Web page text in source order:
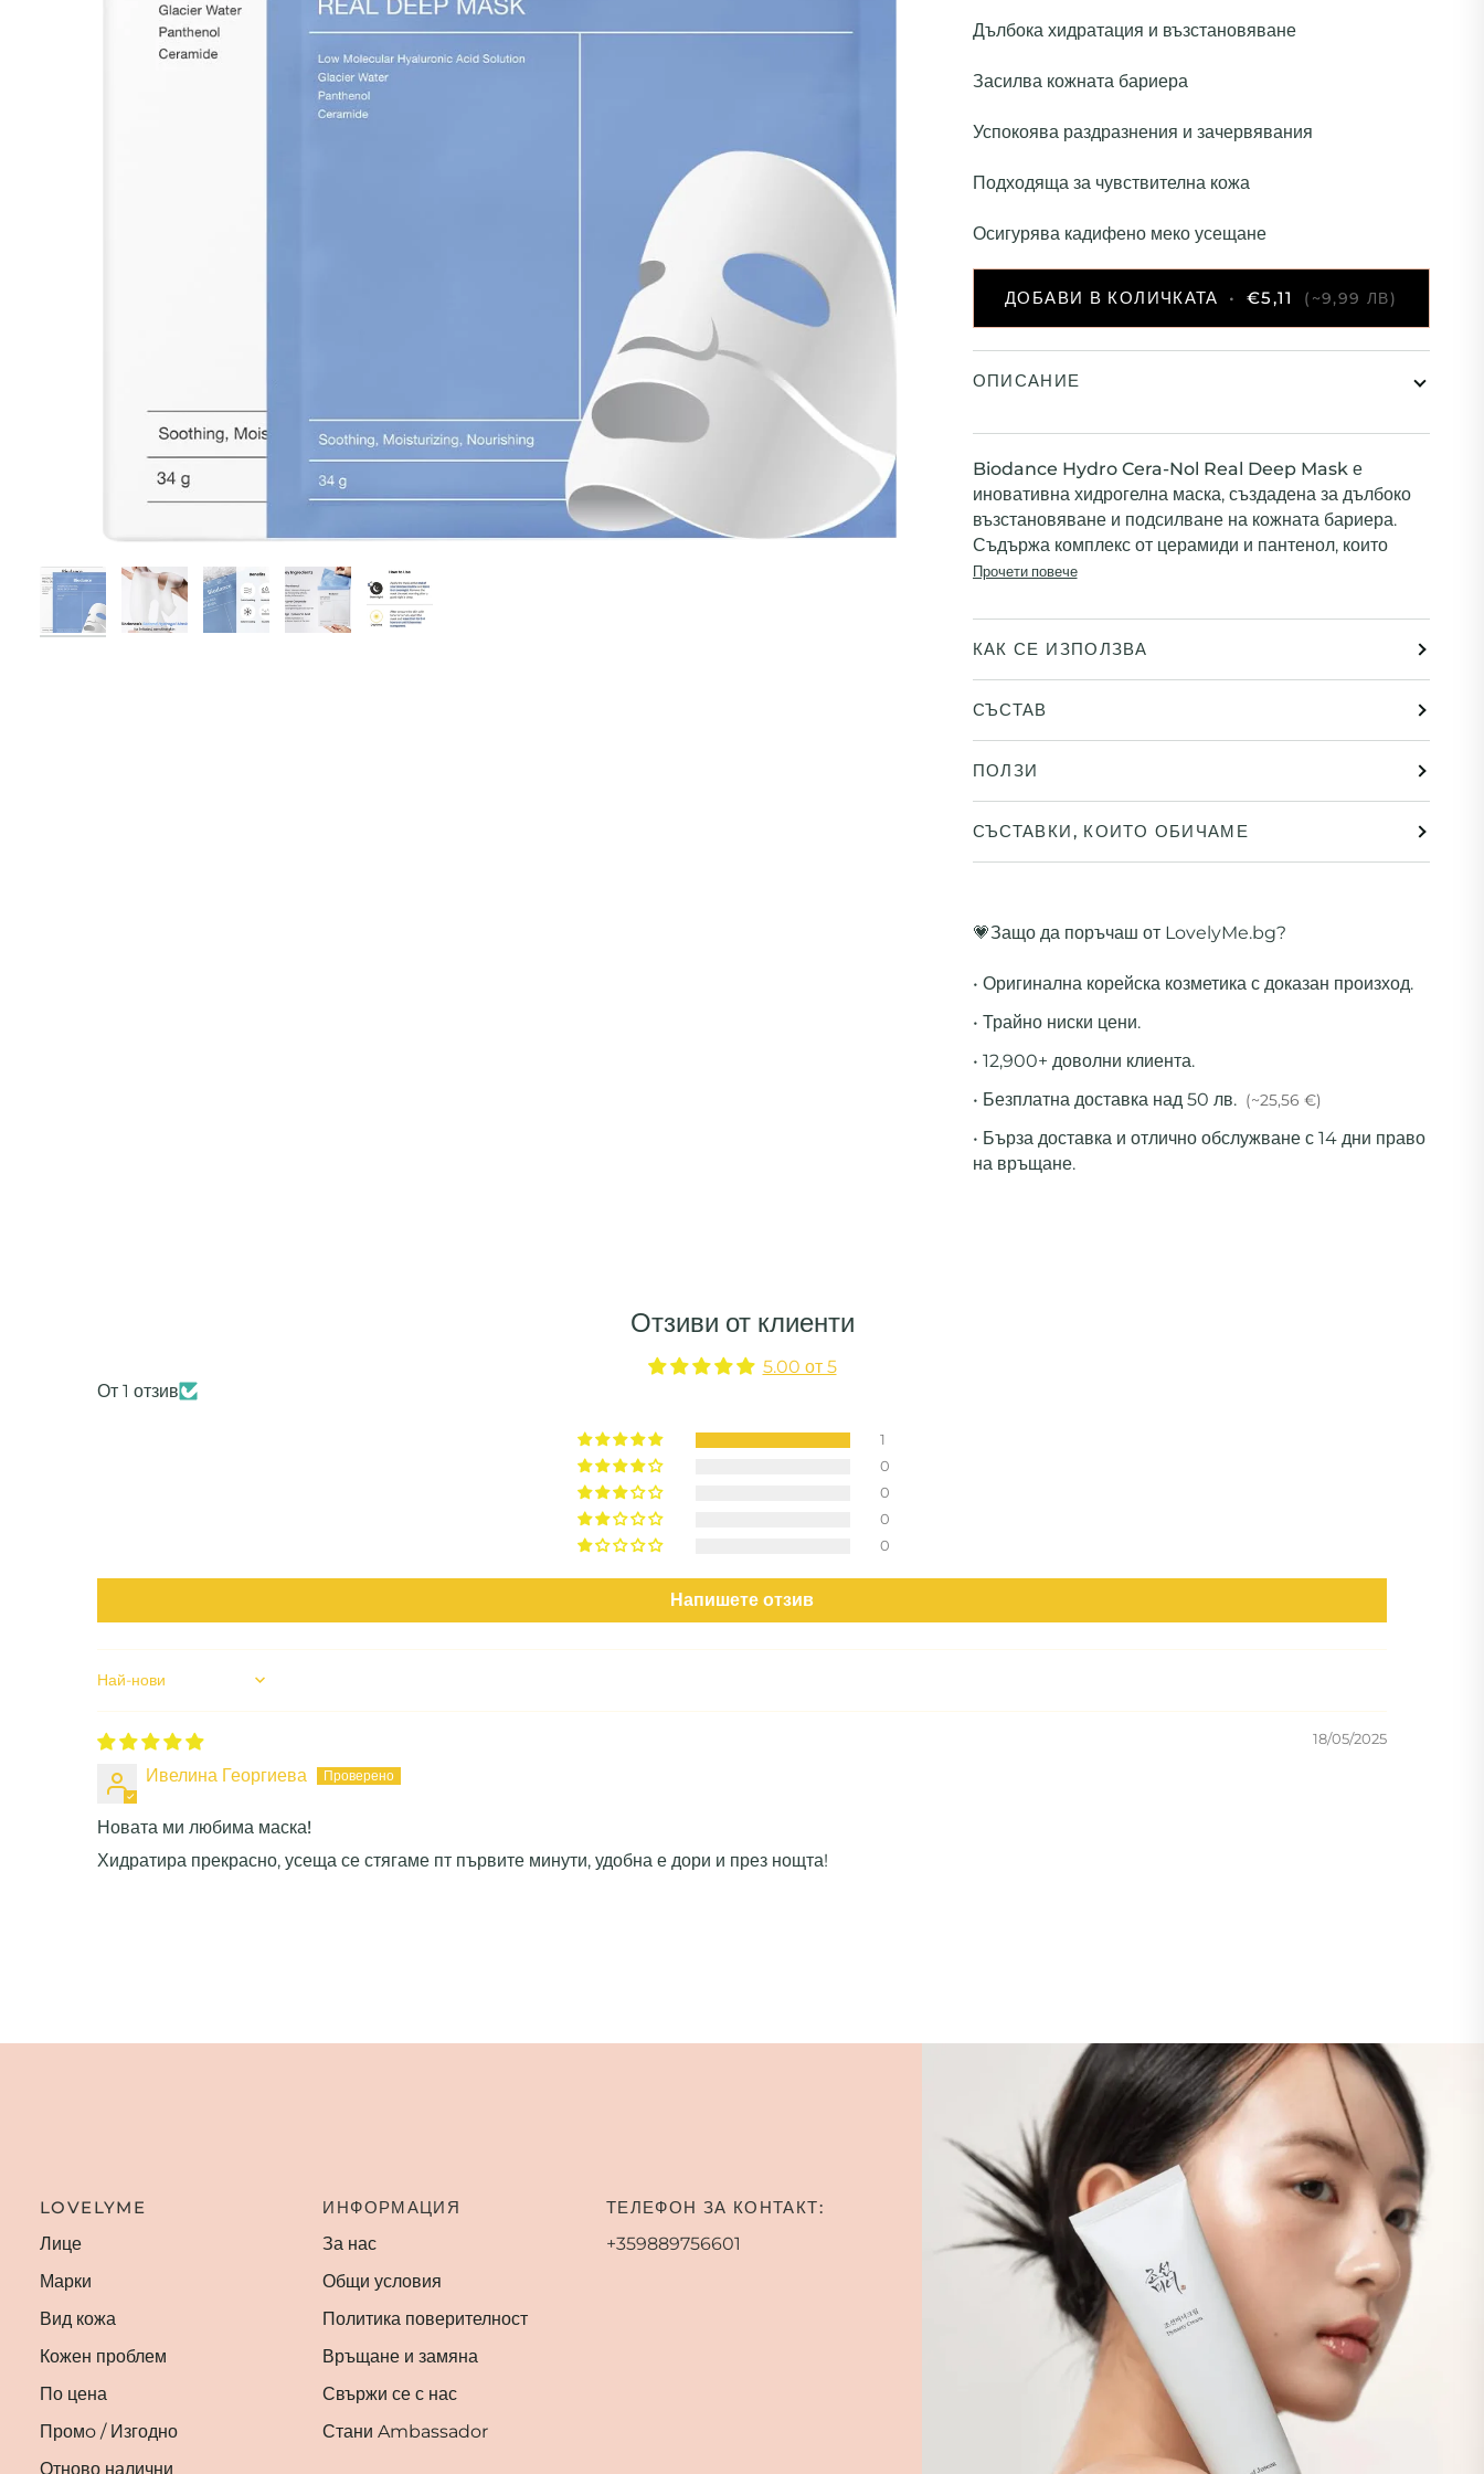
Дълбока хидратация и възстановяване
Засилва кожната бариера
Успокоява раздразнения и зачервявания
Подходяща за чувствителна кожа
Осигурява кадифено меко усещане
ДОБАВИ В КОЛИЧКАТА • €5,11 (~9,99 ЛВ)
ОПИСАНИЕ
Biodance Hydro Cera-Nol Real Deep Mask е
иновативна хидрогелна маска, създадена за дълбоко
възстановяване и подсилване на кожната бариера.
Съдържа комплекс от церамиди и пантенол, които
Прочети повече
КАК СЕ ИЗПОЛЗВА
СЪСТАВ
ПОЛЗИ
СЪСТАВКИ, КОИТО ОБИЧАМЕ
💗Защо да поръчаш от LovelyMe.bg?
• Оригинална корейска козметика с доказан произход.
• Трайно ниски цени.
• 12,900+ доволни клиента.
• Безплатна доставка над 50 лв. (~25,56 €)
• Бърза доставка и отлично обслужване с 14 дни право
на връщане.
Отзиви от клиенти
5.00 от 5
От 1 отзив
1
0
0
0
0
Напишете отзив
Sort by
18/05/2025
Ивелина Георгиева
Новата ми любима маска!
Хидратира прекрасно, усеща се стягаме пт първите минути, удобна е дори и през нощта!
LOVELYME
Лице
Марки
Вид кожа
Кожен проблем
По цена
Промo / Изгодно
Отново налични
ИНФОРМАЦИЯ
За нас
Общи условия
Политика поверителност
Връщане и замяна
Свържи се с нас
Стани Ambassador
ТЕЛЕФОН ЗА КОНТАКТ:
+359889756601